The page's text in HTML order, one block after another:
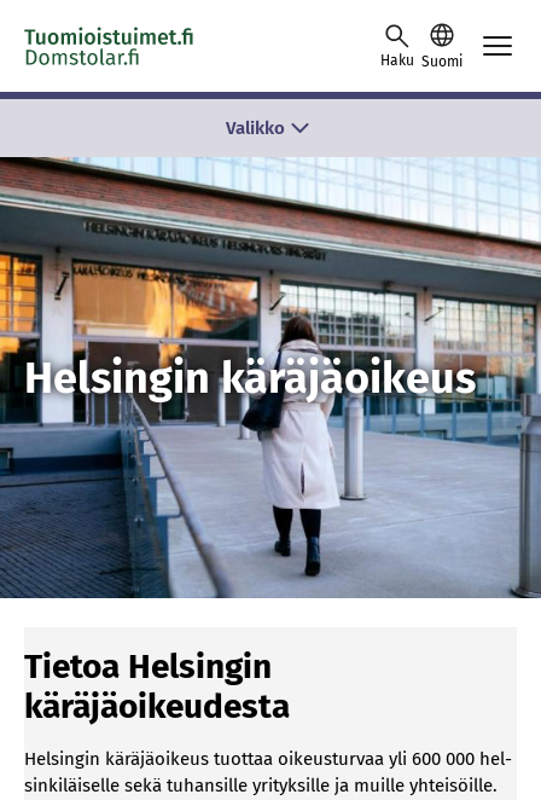
Skip to content -saavutettavuusohje
Haku Suomi
Valikko
Helsingin käräjäoikeus
Tietoa Helsingin
käräjäoikeudesta
Hel­sin­gin kä­rä­jä­oi­keus tuot­taa oi­keus­tur­vaa yli 600 000 hel­
sin­ki­läi­sel­le sekä tu­han­sil­le yri­tyk­sil­le ja muil­le yh­tei­söil­le.